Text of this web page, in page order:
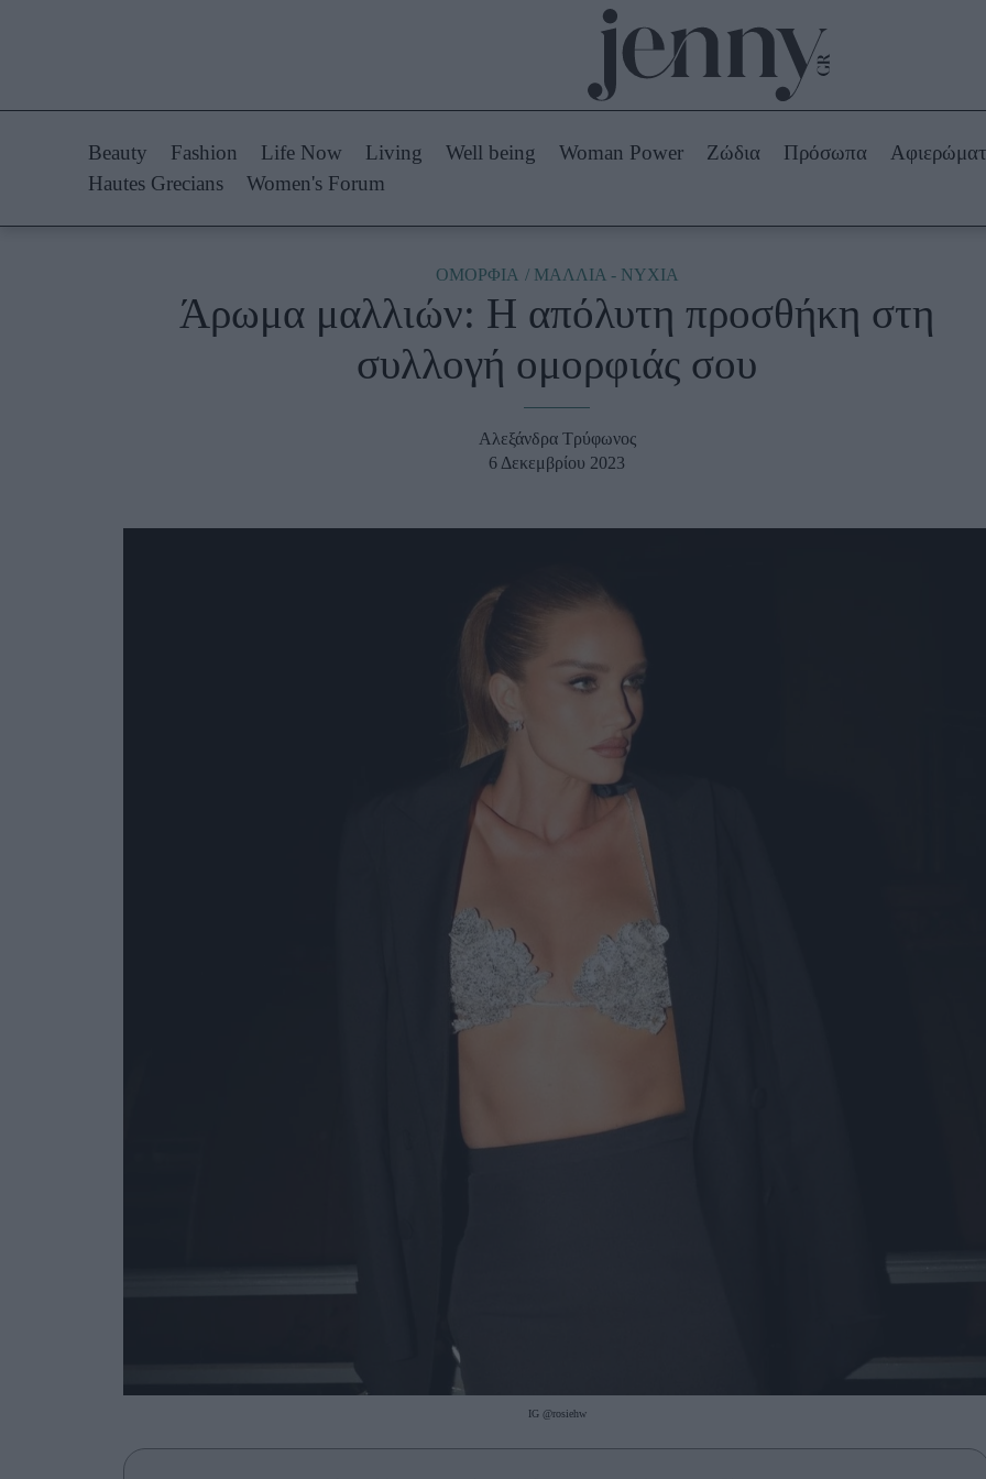
Styling Tips
Fashion News
Beauty -
Ομορφιά
Skincare
Μακιγιάζ
Woman Power Πρόσωπα
Celebrities
Ζώδια
Beauty Fashion Life Now Living Well being Woman Power Ζώδια Πρόσωπα
Hautes Grecians
Women's Forum
ΟΜΟΡΦΙΑ ΜΑΛΛΙΑ - ΝΥΧΙΑ
Άρωμα μαλλιών: Η απόλυτη προσθήκη στη
συλλογή ομορφιάς σου
Αλεξάνδρα Τρύφωνος
6 Δεκεμβρίου 2023
IG @rosiehw